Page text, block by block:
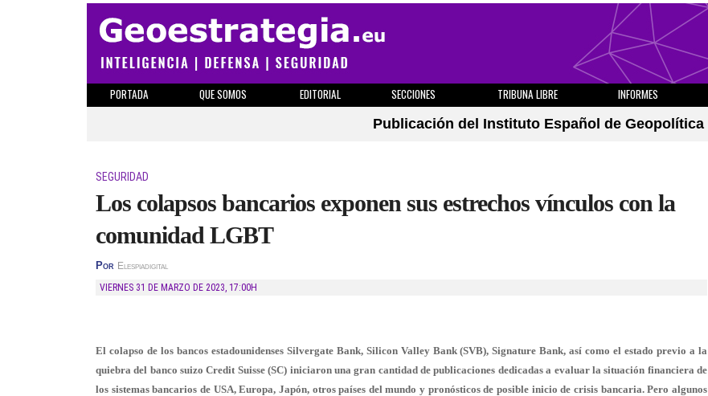
PORTADA QUE SOMOS EDITORIAL SECCIONES TRIBUNA LIBRE INFORMES
Publicación del Instituto Español de Geopolítica
SEGURIDAD
Los colapsos bancarios exponen sus estrechos vínculos con la
comunidad LGBT
Por Elespiadigital
VIERNES 31 DE MARZO DE 2023, 17:00H
El colapso de los bancos estadounidenses Silvergate Bank, Silicon Valley Bank (SVB), Signature Bank, así como el estado previo a la
quiebra del banco suizo Credit Suisse (SC) iniciaron una gran cantidad de publicaciones dedicadas a evaluar la situación financiera de
los sistemas bancarios de USA, Europa, Japón, otros países del mundo y pronósticos de posible inicio de crisis bancaria. Pero algunos